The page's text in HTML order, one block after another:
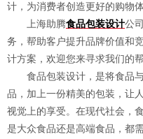
计，为消费者创造更好的购物
上海助腾食品包装设计公
务，帮助客户提升品牌价值和
计方案，欢迎您来寻求我们的帮
食品包装设计，是将食品与
品，加上一份精美的包装，让
视觉上的享受。在现代社会，
是大众食品还是高端食品，都